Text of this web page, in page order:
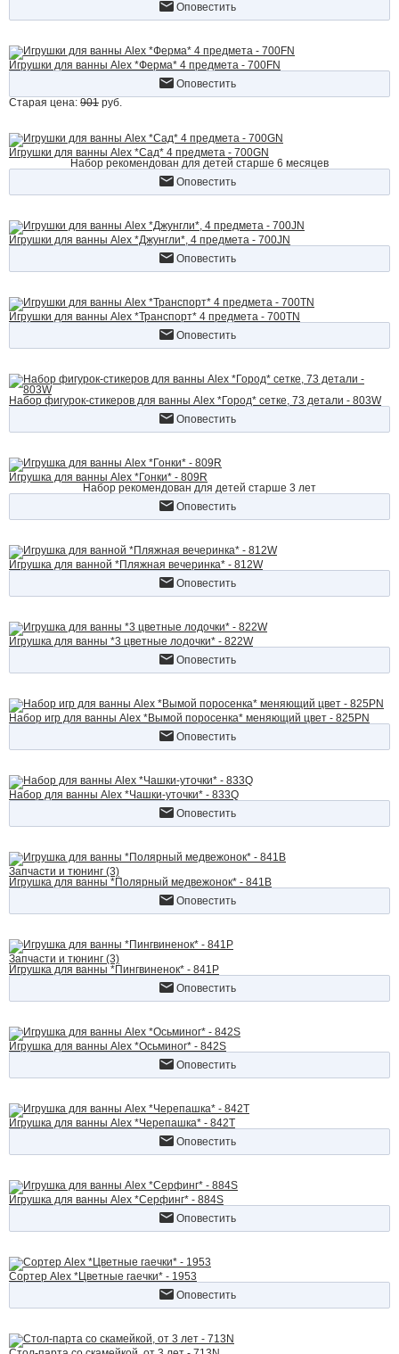
Оповестить
Игрушки для ванны Alex *Ферма* 4 предмета - 700FN
Оповестить
Старая цена: 901 руб.
Игрушки для ванны Alex *Сад* 4 предмета - 700GN
Набор рекомендован для детей старше 6 месяцев
Оповестить
Игрушки для ванны Alex *Джунгли*, 4 предмета - 700JN
Оповестить
Игрушки для ванны Alex *Транспорт* 4 предмета - 700TN
Оповестить
Набор фигурок-стикеров для ванны Alex *Город* сетке, 73 детали - 803W
Оповестить
Игрушка для ванны Alex *Гонки* - 809R
Набор рекомендован для детей старше 3 лет
Оповестить
Игрушка для ванной *Пляжная вечеринка* - 812W
Оповестить
Игрушка для ванны *3 цветные лодочки* - 822W
Оповестить
Набор игр для ванны Alex *Вымой поросенка* меняющий цвет - 825PN
Оповестить
Набор для ванны Alex *Чашки-уточки* - 833Q
Оповестить
Запчасти и тюнинг (3)
Игрушка для ванны *Полярный медвежонок* - 841B
Оповестить
Запчасти и тюнинг (3)
Игрушка для ванны *Пингвиненок* - 841P
Оповестить
Игрушка для ванны Alex *Осьминог* - 842S
Оповестить
Игрушка для ванны Alex *Черепашка* - 842T
Оповестить
Игрушка для ванны Alex *Серфинг* - 884S
Оповестить
Сортер Alex *Цветные гаечки* - 1953
Оповестить